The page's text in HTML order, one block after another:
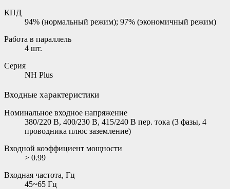
КПД
94% (нормальный режим); 97% (экономичный режим)
Работа в параллель
4 шт.
Серия
NH Plus
Входные характеристики
Номинальное входное напряжение
380/220 В, 400/230 В, 415/240 В пер. тока (3 фазы, 4
проводника плюс заземление)
Входной коэффициент мощности
> 0.99
Входная частота, Гц
45~65 Гц